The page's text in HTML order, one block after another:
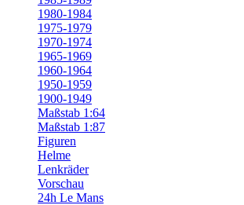
1980-1984
1975-1979
1970-1974
1965-1969
1960-1964
1950-1959
1900-1949
Maßstab 1:64
Maßstab 1:87
Figuren
Helme
Lenkräder
Vorschau
24h Le Mans